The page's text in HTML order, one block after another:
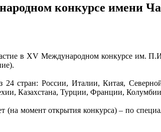
конкурсе имени
в XV Международном конкурсе им.
24 стран: России, Италии, Китая,
Казахстана, Турции, Франции,
(на момент открытия конкурса) – по